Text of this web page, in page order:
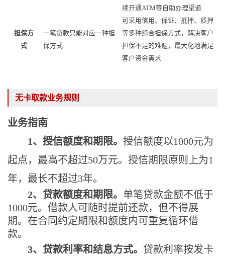
续开通ATM等自助办理渠道
担保方
式
一笔贷款只能对应一种担
保方式
可采用信用、保证、抵押、质押
等多种组合担保方式，解决客户
担保不足的难题，最大化地满足
客户资金需求
无卡取款业务规则
业务指南
1、授信额度和期限。 授信额度以1000元为
起点，最高不超过50万元。授信期限原则上为1
年，最长不超过3年。
2、贷款额度和期限。 单笔贷款金额不低于
1000元。借款人可随时提前还款，但不得展
期。在合同约定期限和额度内可重复循环借
款。
3、贷款利率和结息方式。 贷款利率按发卡